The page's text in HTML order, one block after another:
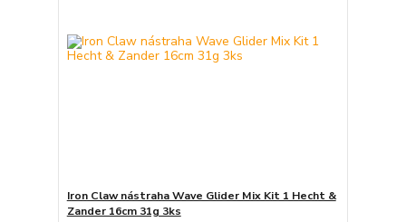
Iron Claw nástraha Wave Glider Mix Kit 1 Hecht &
Zander 16cm 31g 3ks